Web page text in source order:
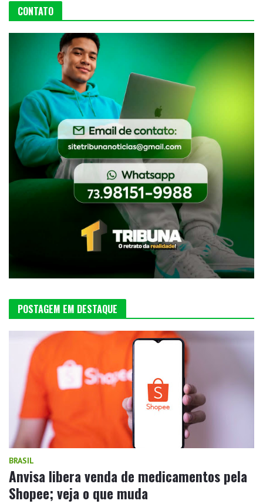
CONTATO
POSTAGEM EM DESTAQUE
BRASIL
Anvisa libera venda de medicamentos pela
Shopee; veja o que muda